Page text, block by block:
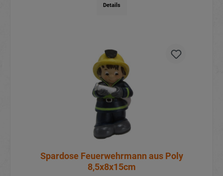
Details
Spardose Feuerwehrmann aus Poly
8,5x8x15cm